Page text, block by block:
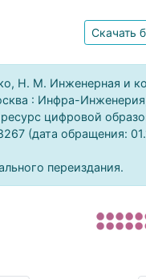
Скачать
Н. М. Инженерная и
: Инфра-
цифровой
(дата обращения:
переиздания.